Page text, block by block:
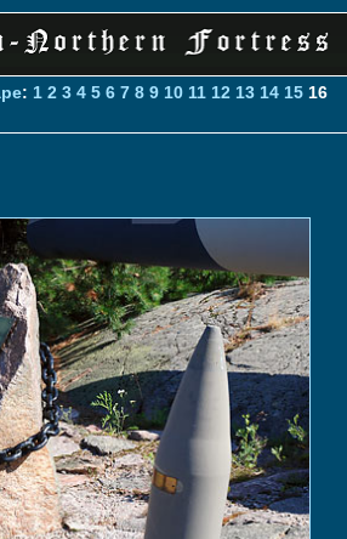
: 1 2 3 4 5 6 7 8 9 10 11 12 13 14 15 16